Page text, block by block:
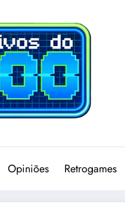
Opiniões Retrogames